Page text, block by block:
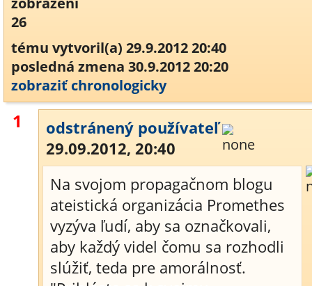
26
tému vytvoril(a) 29.9.2012 20:40
posledná zmena 30.9.2012 20:20
zobraziť chronologicky
1
odstránený používateľ
29.09.2012, 20:40
Na svojom propagačnom blogu
ateistická organizácia Promethes
vyzýva ľudí, aby sa označkovali,
aby každý videl čomu sa rozhodli
slúžiť, teda pre amorálnosť.